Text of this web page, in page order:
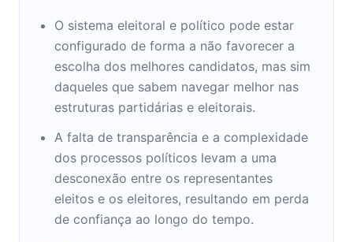
O sistema eleitoral e político pode estar
configurado de forma a não favorecer a
escolha dos melhores candidatos, mas sim
daqueles que sabem navegar melhor nas
estruturas partidárias e eleitorais.
A falta de transparência e a complexidade
dos processos políticos levam a uma
desconexão entre os representantes
eleitos e os eleitores, resultando em perda
de confiança ao longo do tempo.